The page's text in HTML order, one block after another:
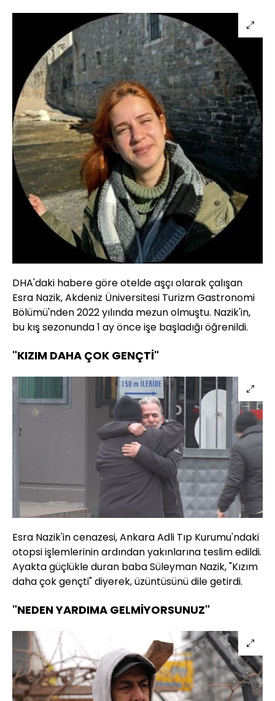
DHA'daki habere göre otelde aşçı olarak çalışan
Esra Nazik, Akdeniz Üniversitesi Turizm Gastronomi
Bölümü'nden 2022 yılında mezun olmuştu. Nazik'in,
bu kış sezonunda 1 ay önce işe başladığı öğrenildi.
"KIZIM DAHA ÇOK GENÇTİ"
Esra Nazik'in cenazesi, Ankara Adli Tıp Kurumu'ndaki
otopsi işlemlerinin ardından yakınlarına teslim edildi.
Ayakta güçlükle duran baba Süleyman Nazik, "Kızım
daha çok gençti" diyerek, üzüntüsünü dile getirdi.
"NEDEN YARDIMA GELMİYORSUNUZ"